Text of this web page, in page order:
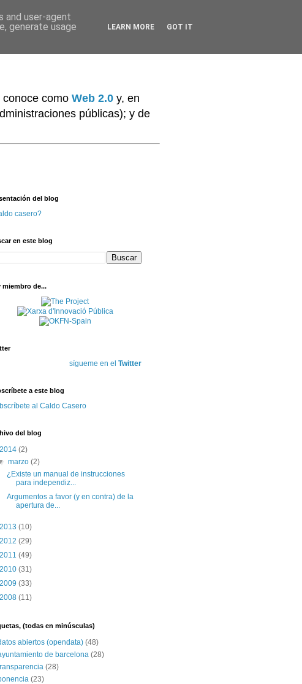
como Web 2.0 y, en
públicas); y de
del blog
casero?
en este blog
miembro de...
sígueme en el Twitter
a este blog
al Caldo Casero
del blog
2014 (2)
marzo(2)
¿Existe un manual de instrucciones
para independiz...
Argumentos a favor (y en contra) de la
apertura de...
2013 (10)
2012 (29)
2011 (49)
2010 (31)
2009 (33)
2008 (11)
(todas en minúsculas)
abiertos (opendata) (48)
de barcelona (28)
(28)
(23)
and user-agent
generate usage
LEARN MORE GOT IT